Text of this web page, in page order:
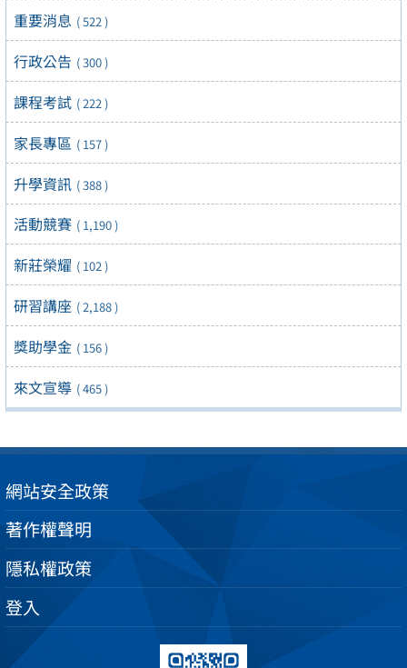
重要消息 ( 522 )
行政公告 ( 300 )
課程考試 ( 222 )
家長專區 ( 157 )
升學資訊 ( 388 )
活動競賽 ( 1,190 )
新莊榮耀 ( 102 )
研習講座 ( 2,188 )
獎助學金 ( 156 )
來文宣導 ( 465 )
網站安全政策
著作權聲明
隱私權政策
登入